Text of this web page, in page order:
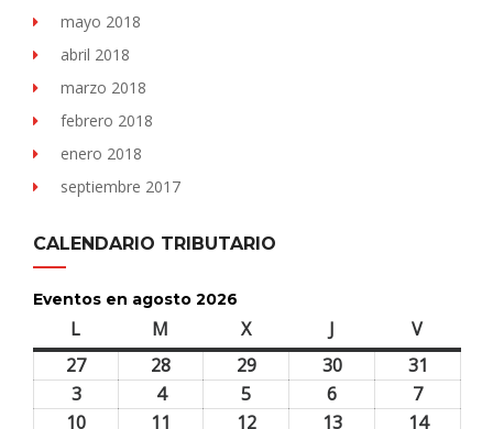
mayo 2018
abril 2018
marzo 2018
febrero 2018
enero 2018
septiembre 2017
CALENDARIO TRIBUTARIO
Eventos en agosto 2026
L M Xmiércoles J Vviernes
2727
28 2929
2026
3030
2026
31
2026
33
agosto,
44
agosto,
5
agosto,
6
agosto,
77
agosto,
10 11 1212 1313 1414